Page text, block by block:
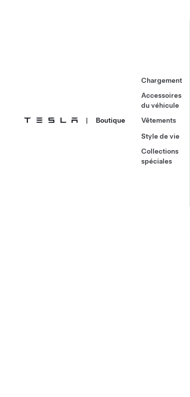
| Boutique
Chargement
Accessoires
du véhicule
Vêtements
Style de vie
Collections
spéciales